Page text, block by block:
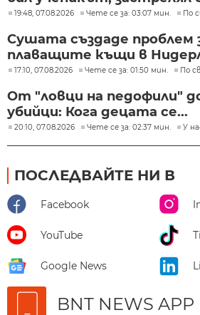
19:48, 07.08.2026 Чете се за: 03:07 мин. По
Сушата създаде проблем
плаващите къщи в
17:10, 07.08.2026 Чете се за: 01:50 мин. По
От "ловци на педофили"
убийци: Кога децата се...
20:10, 07.08.2026 Чете се за: 02:37 мин. У
ПОСЛЕДВАЙТЕ НИ В
Facebook
YouTube
Google News
BNT NEWS APP